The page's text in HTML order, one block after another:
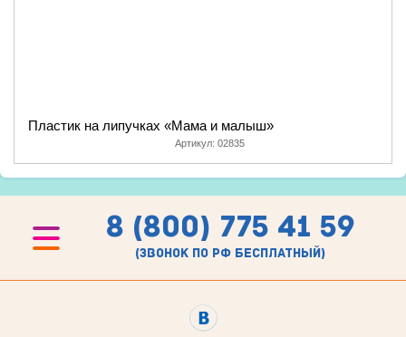
Пластик на липучках «Мама и малыш»
Артикул: 02835
8 (800) 775 41 59
(звонок по рф бесплатный)